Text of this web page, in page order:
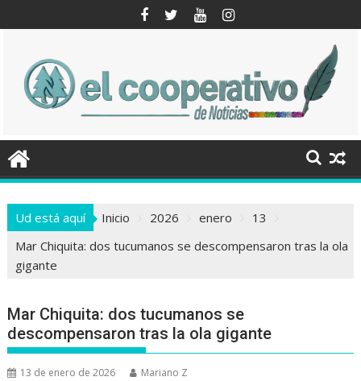
al
Ud está aquí Inicio 2026 enero
13
Mar Chiquita: dos tucumanos se descompensaron tras la ola
gigante
Mar Chiquita: dos tucumanos se
descompensaron tras la ola gigante
13 de enero de 2026 Mariano Z